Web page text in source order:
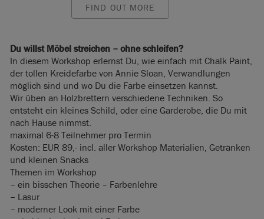
FIND OUT MORE
Du willst Möbel streichen – ohne schleifen?
In diesem Workshop erlernst Du, wie einfach mit Chalk Paint,
der tollen Kreidefarbe von Annie Sloan, Verwandlungen
möglich sind und wo Du die Farbe einsetzen kannst.
Wir üben an Holzbrettern verschiedene Techniken. So
entsteht ein kleines Schild, oder eine Garderobe, die Du mit
nach Hause nimmst.
maximal 6-8 Teilnehmer pro Termin
Kosten: EUR 89,- incl. aller Workshop Materialien, Getränken
und kleinen Snacks
Themen im Workshop
– ein bisschen Theorie – Farbenlehre
– Lasur
– moderner Look mit einer Farbe